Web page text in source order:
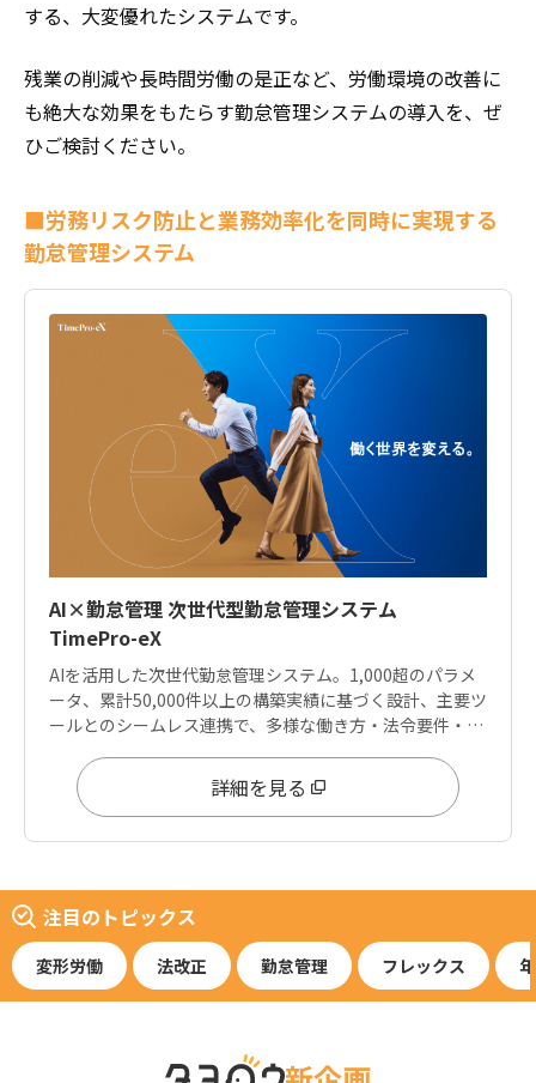
する、大変優れたシステムです。
残業の削減や長時間労働の是正など、労働環境の改善に
も絶大な効果をもたらす勤怠管理システムの導入を、ぜ
ひご検討ください。
■労務リスク防止と業務効率化を同時に実現する
勤怠管理システム
AI×勤怠管理 次世代型勤怠管理システム
TimePro-eX
AIを活用した次世代勤怠管理システム。1,000超のパラメ
ータ、累計50,000件以上の構築実績に基づく設計、主要ツ
ールとのシームレス連携で、多様な働き方・法令要件・デ
詳細を見る
注目のトピックス
変形労働 法改正 勤怠管理 フレックス